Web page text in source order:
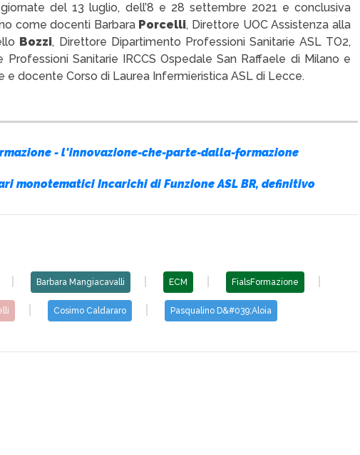
del 13 luglio, dell’8 e 28 settembre 2021 e conclusiva
come docenti Barbara Porcelli, Direttore UOC Assistenza alla
Bozzi, Direttore Dipartimento Professioni Sanitarie ASL TO2,
Professioni Sanitarie IRCCS Ospedale San Raffaele di Milano e
e docente Corso di Laurea Infermieristica ASL di Lecce.
- l'innovazione-che-parte-dalla-formazione
monotematici Incarichi di Funzione ASL BR, definitivo
Barbara Mangiacavalli ECM FialsFormazione
Cosimo Caldararo Pasqualino D&#039;Aloia